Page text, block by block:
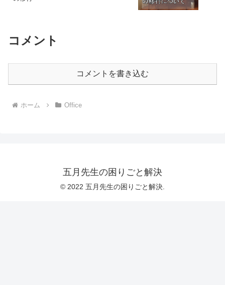
コメント
コメントを書き込む
ホーム Office
五月先生の困りごと解決
© 2022 五月先生の困りごと解決.